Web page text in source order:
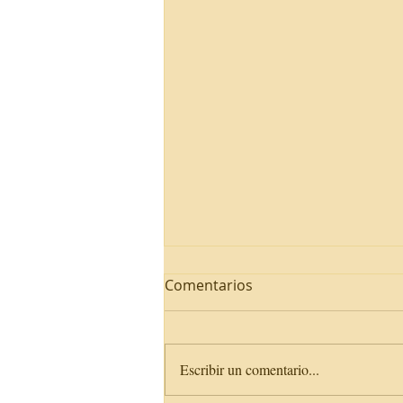
Comentarios
Escribir un comentario...